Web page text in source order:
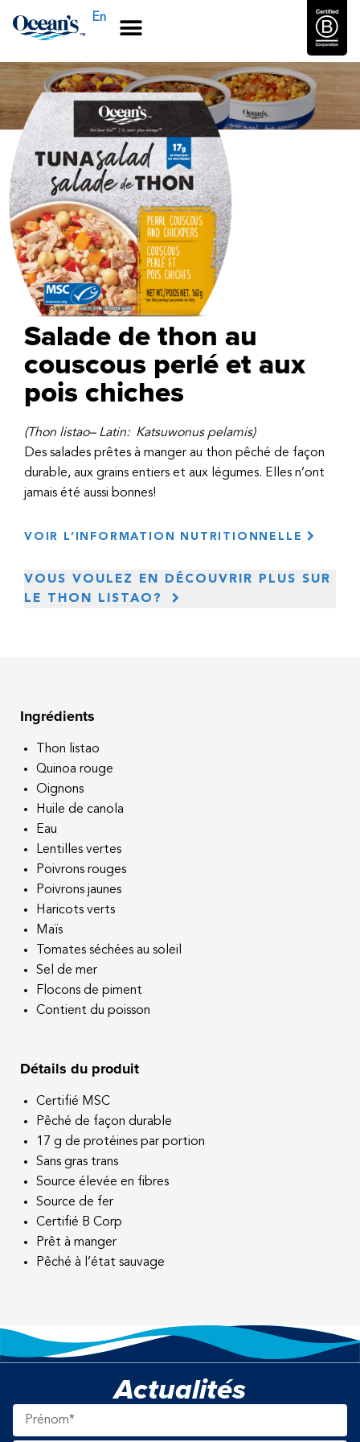
En
Salade de thon au
couscous perlé et aux
pois chiches
(Thon listao– Latin: Katsuwonus pelamis)
Des salades prêtes à manger au thon pêché de façon
durable, aux grains entiers et aux légumes. Elles n’ont
jamais été aussi bonnes!
VOIR L’INFORMATION NUTRITIONNELLE
VOUS VOULEZ EN DÉCOUVRIR PLUS SUR
LE THON LISTAO?
longitudinales sombres sur le ventre, ses flancs
Il est pêché à la senne coulissante dans les océans
Pacifique et Indien.
dispositifs de concentration de poisson, ce qui
réduit considérablement le risque d’attraper
d’autres espèces de poissons et de vie marine.
Ingrédients
Thon listao
Quinoa rouge
Oignons
Huile de canola
Eau
Lentilles vertes
Poivrons rouges
Poivrons jaunes
Haricots verts
Maïs
Tomates séchées au soleil
Sel de mer
Flocons de piment
Contient du poisson
Détails du produit
Certifié MSC
Pêché de façon durable
17 g de protéines par portion
Sans gras trans
Source élevée en fibres
Source de fer
Certifié B Corp
Prêt à manger
Pêché à l’état sauvage
Actualités